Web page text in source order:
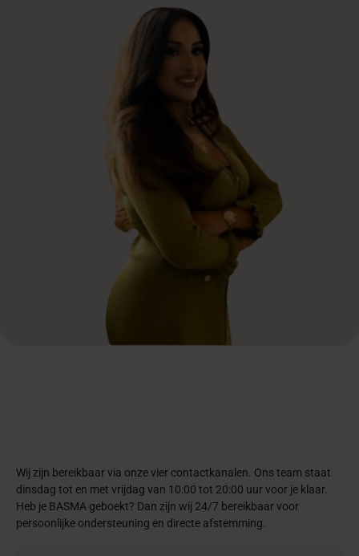
Wij zijn bereikbaar via onze vier contactkanalen. Ons team staat
dinsdag tot en met vrijdag van 10:00 tot 20:00 uur voor je klaar.
Heb je BASMA geboekt? Dan zijn wij 24/7 bereikbaar voor
persoonlijke ondersteuning en directe afstemming.